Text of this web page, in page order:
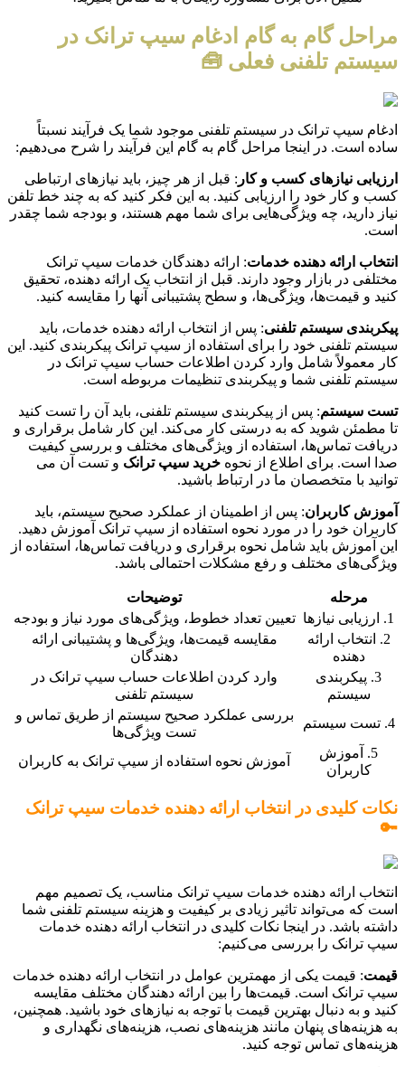
مراحل گام به گام ادغام سیپ ترانک در
سیستم تلفنی فعلی 🧰
ادغام سیپ ترانک در سیستم تلفنی موجود شما یک فرآیند نسبتاً
ساده است. در اینجا مراحل گام به گام این فرآیند را شرح می‌دهیم:
ارزیابی نیازهای کسب و کار : قبل از هر چیز، باید نیازهای ارتباطی
کسب و کار خود را ارزیابی کنید. به این فکر کنید که به چند خط تلفن
نیاز دارید، چه ویژگی‌هایی برای شما مهم هستند، و بودجه شما چقدر
است.
انتخاب ارائه دهنده خدمات: ارائه دهندگان خدمات سیپ ترانک
مختلفی در بازار وجود دارند. قبل از انتخاب یک ارائه دهنده، تحقیق
کنید و قیمت‌ها، ویژگی‌ها، و سطح پشتیبانی آنها را مقایسه کنید.
پیکربندی سیستم تلفنی: پس از انتخاب ارائه دهنده خدمات، باید
سیستم تلفنی خود را برای استفاده از سیپ ترانک پیکربندی کنید. این
کار معمولاً شامل وارد کردن اطلاعات حساب سیپ ترانک در
سیستم تلفنی شما و پیکربندی تنظیمات مربوطه است.
تست سیستم: پس از پیکربندی سیستم تلفنی، باید آن را تست کنید
تا مطمئن شوید که به درستی کار می‌کند. این کار شامل برقراری و
دریافت تماس‌ها، استفاده از ویژگی‌های مختلف و بررسی کیفیت
صدا است. برای اطلاع از نحوه خرید سیپ ترانک و تست آن می
توانید با متخصصان ما در ارتباط باشید.
آموزش کاربران: پس از اطمینان از عملکرد صحیح سیستم، باید
کاربران خود را در مورد نحوه استفاده از سیپ ترانک آموزش دهید.
این آموزش باید شامل نحوه برقراری و دریافت تماس‌ها، استفاده از
ویژگی‌های مختلف و رفع مشکلات احتمالی باشد.
مرحله
توضیحات
1. ارزیابی نیازها
تعیین تعداد خطوط، ویژگی‌های مورد نیاز و بودجه
2. انتخاب ارائه
دهنده
مقایسه قیمت‌ها، ویژگی‌ها و پشتیبانی ارائه
دهندگان
3. پیکربندی
سیستم
وارد کردن اطلاعات حساب سیپ ترانک در
سیستم تلفنی
4. تست سیستم
بررسی عملکرد صحیح سیستم از طریق تماس و
تست ویژگی‌ها
5. آموزش
کاربران
آموزش نحوه استفاده از سیپ ترانک به کاربران
نکات کلیدی در انتخاب ارائه دهنده خدمات سیپ ترانک
🔑
انتخاب ارائه دهنده خدمات سیپ ترانک مناسب، یک تصمیم مهم
است که می‌تواند تاثیر زیادی بر کیفیت و هزینه سیستم تلفنی شما
داشته باشد. در اینجا نکات کلیدی در انتخاب ارائه دهنده خدمات
سیپ ترانک را بررسی می‌کنیم:
قیمت: قیمت یکی از مهمترین عوامل در انتخاب ارائه دهنده خدمات
سیپ ترانک است. قیمت‌ها را بین ارائه دهندگان مختلف مقایسه
کنید و به دنبال بهترین قیمت با توجه به نیازهای خود باشید. همچنین،
به هزینه‌های پنهان مانند هزینه‌های نصب، هزینه‌های نگهداری و
هزینه‌های تماس توجه کنید.